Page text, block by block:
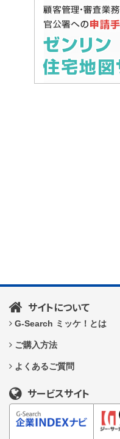
サイトについて
G-Search ミッケ！とは
ご購入方法
よくあるご質問
サービスサイト